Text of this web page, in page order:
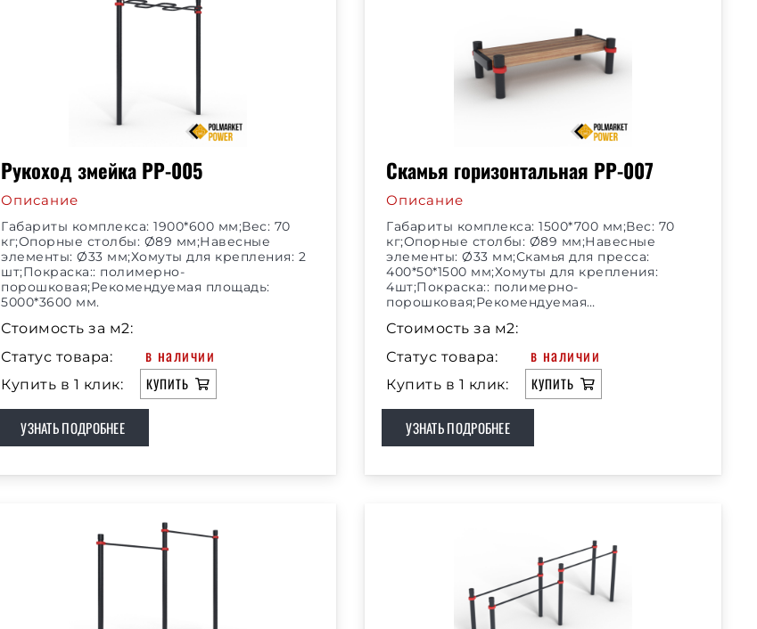
Рукоход змейка РР-005
Описание
Габариты комплекса: 1900*600 мм;Вес: 70
кг;Опорные столбы: Ø89 мм;Навесные
элементы: Ø33 мм;Хомуты для крепления: 2
шт;Покраска:: полимерно-
порошковая;Рекомендуемая площадь:
5000*3600 мм.
Стоимость за м2:
Статус товара:
в наличии
Купить в 1 клик: КУПИТЬ
УЗНАТЬ ПОДРОБНЕЕ
Скамья горизонтальная РР-007
Описание
Габариты комплекса: 1500*700 мм;Вес: 70
кг;Опорные столбы: Ø89 мм;Навесные
элементы: Ø33 мм;Скамья для пресса:
400*50*1500 мм;Хомуты для крепления:
4шт;Покраска:: полимерно-
порошковая;Рекомендуемая…
Стоимость за м2:
Статус товара:
в наличии
Купить в 1 клик: КУПИТЬ
УЗНАТЬ ПОДРОБНЕЕ